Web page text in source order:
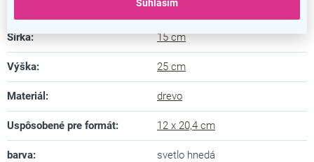
Súhlasím
17 cm
Šírka: 15 cm
Výška: 25 cm
Materiál : drevo
Uspôsobené pre formát: 12 x 20,4 cm
barva: svetlo hnedá